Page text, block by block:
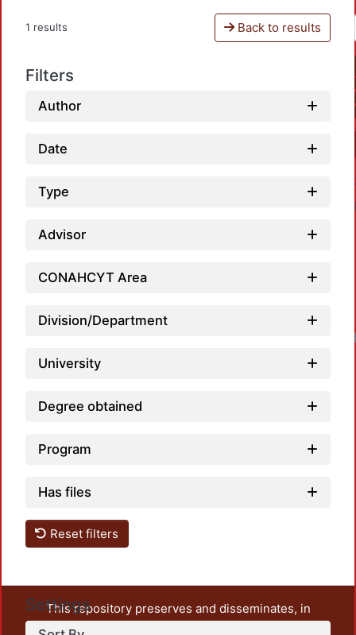
1 results Back to results
Filters
Author
Date
Type
Advisor
CONAHCYT Area
Division/Department
University
Degree obtained
Program
Has files
Reset filters
Settings
This repository preserves and disseminates, in
unrestricted open access, the teaching and research